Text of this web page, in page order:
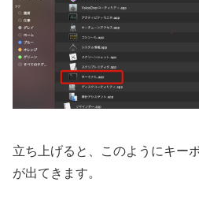
立ち上げると、このようにキー
が出てきます。